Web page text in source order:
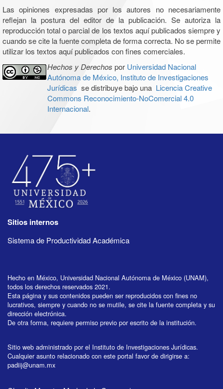
Las opiniones expresadas por los autores no necesariamente
reflejan la postura del editor de la publicación. Se autoriza la
reproducción total o parcial de los textos aquí publicados siempre y
cuando se cite la fuente completa de forma correcta. No se permite
utilizar los textos aquí publicados con fines comerciales.
Hechos y Derechos por Universidad Nacional
Autónoma de México, Instituto de Investigaciones
Jurídicas se distribuye bajo una Licencia Creative
Commons Reconocimiento-NoComercial 4.0
Internacional.
Sitios internos
Sistema de Productividad Académica
Hecho en México, Universidad Nacional Autónoma de México (UNAM),
todos los derechos reservados 2021.
Esta página y sus contenidos pueden ser reproducidos con fines no
lucrativos, siempre y cuando no se mutile, se cite la fuente completa y su
dirección electrónica.
De otra forma, requiere permiso previo por escrito de la institución.
Sitio web administrado por el Instituto de Investigaciones Jurídicas.
Cualquier asunto relacionado con este portal favor de dirigirse a:
padiij@unam.mx